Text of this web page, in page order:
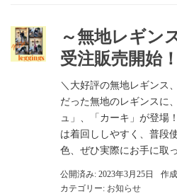
～無地レギン
受注販売開始
＼大好評の無地レギンス
だった無地のレギンスに
ュ」、「カーキ」が登場
は着回ししやすく、普段
色、ぜひ実際にお手に取
公開済み: 2023年3月25日 作
カテゴリー: お知らせ